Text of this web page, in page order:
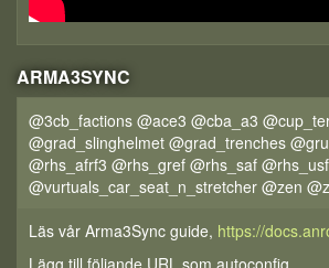
ARMA3SYNC
@3cb_factions @ace3 @cba_a3
@grad_slinghelmet @grad_trenches
@rhs_afrf3 @rhs_gref @rhs_saf
@vurtuals_car_seat_n_stretcher @zen
Läs vår Arma3Sync guide, https://